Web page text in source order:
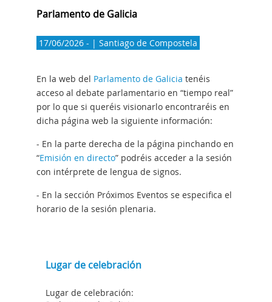
Parlamento de Galicia
17/06/2026 - | Santiago de Compostela
En la web del Parlamento de Galicia tenéis
acceso al debate parlamentario en “tiempo real”
por lo que si queréis visionarlo encontraréis en
dicha página web la siguiente información:
- En la parte derecha de la página pinchando en
“Emisión en directo” podréis acceder a la sesión
con intérprete de lengua de signos.
- En la sección Próximos Eventos se especifica el
horario de la sesión plenaria.
Lugar de celebración
Lugar de celebración: